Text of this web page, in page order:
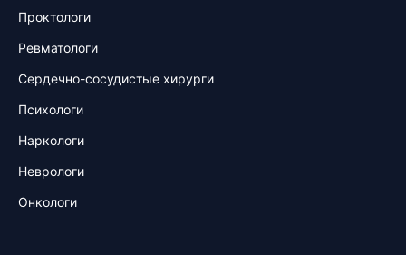
Проктологи
Ревматологи
Сердечно-сосудистые хирурги
Психологи
Наркологи
Неврологи
Онкологи